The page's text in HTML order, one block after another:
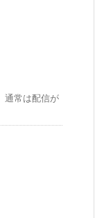
通常は配信が